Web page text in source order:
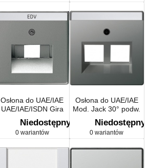
Osłona do UAE/IAE
UAE/IAE/ISDN Gira
E22 naturalny stalowy
Niedostępny
0 wariantów
Osłona do UAE/IAE
Mod. Jack 30° podw.
Gira E22 naturalny
stalowy
Niedostępny
0 wariantów